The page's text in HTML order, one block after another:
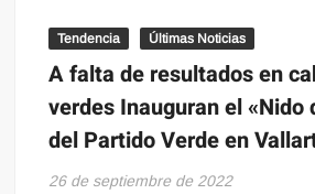
Tendencia Últimas Noticias
A falta de resultados en
verdes Inauguran el «Nido
del Partido Verde en
26 de septiembre de 2022